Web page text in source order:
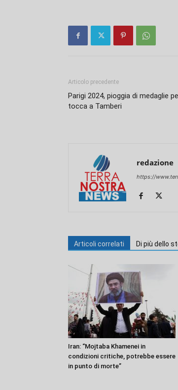
Articolo precedente
Parigi 2024, pioggia di medaglie
tocca a Tamberi
redazione
https://
Articoli correlati Di più dello
Iran: “Mojtaba Khamenei in
condizioni critiche, potrebbe essere
in punto di morte”